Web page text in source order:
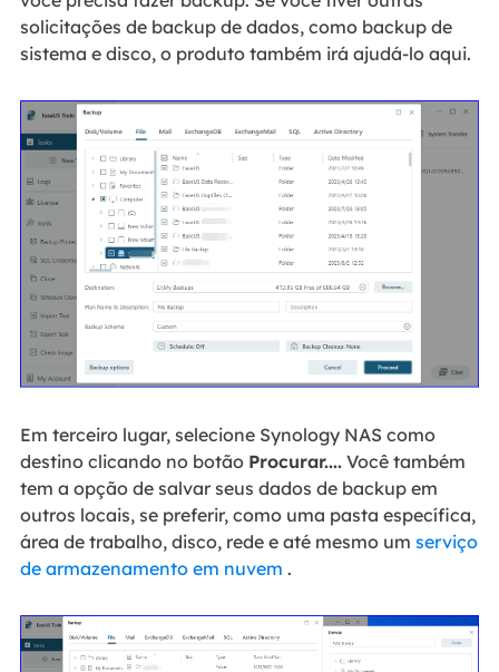
solicitações de backup de dados, como backup de
sistema e disco, o produto também irá ajudá-lo aqui.
Em terceiro lugar, selecione Synology NAS como
destino clicando no botão Procurar....Você também
tem a opção de salvar seus dados de backup em
outros locais, se preferir, como uma pasta específica,
área de trabalho, disco, rede e até mesmo um serviço
de armazenamento em nuvem .